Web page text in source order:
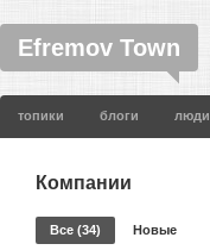
Efremov Town
топики блоги люди
Компании
Все (34) Новые